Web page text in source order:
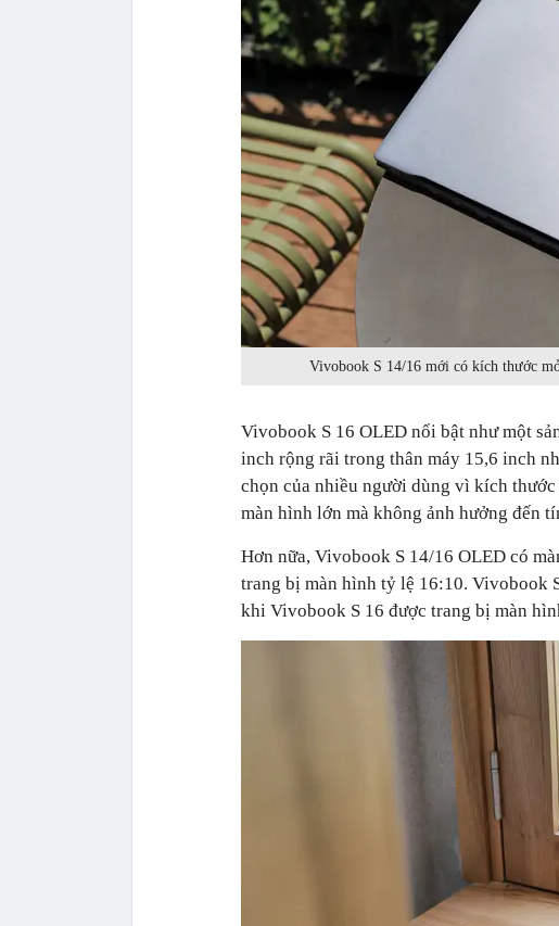
Vivobook S 14/16 mới có kích thước
Vivobook S 16 OLED nổi bật như một
inch rộng rãi trong thân máy 15,6 inch
chọn của nhiều người dùng vì kích
màn hình lớn mà không ảnh hưởng đến
Hơn nữa, Vivobook S 14/16 OLED có
trang bị màn hình tỷ lệ 16:10. Vivobook
khi Vivobook S 16 được trang bị màn